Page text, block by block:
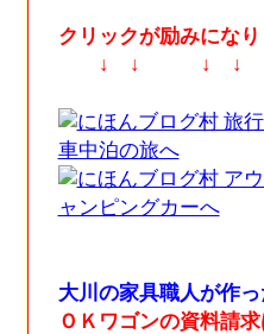
クリックが励みにな
↓ ↓ ↓
大川の家具職人が作
ＯＫワゴンの資料請